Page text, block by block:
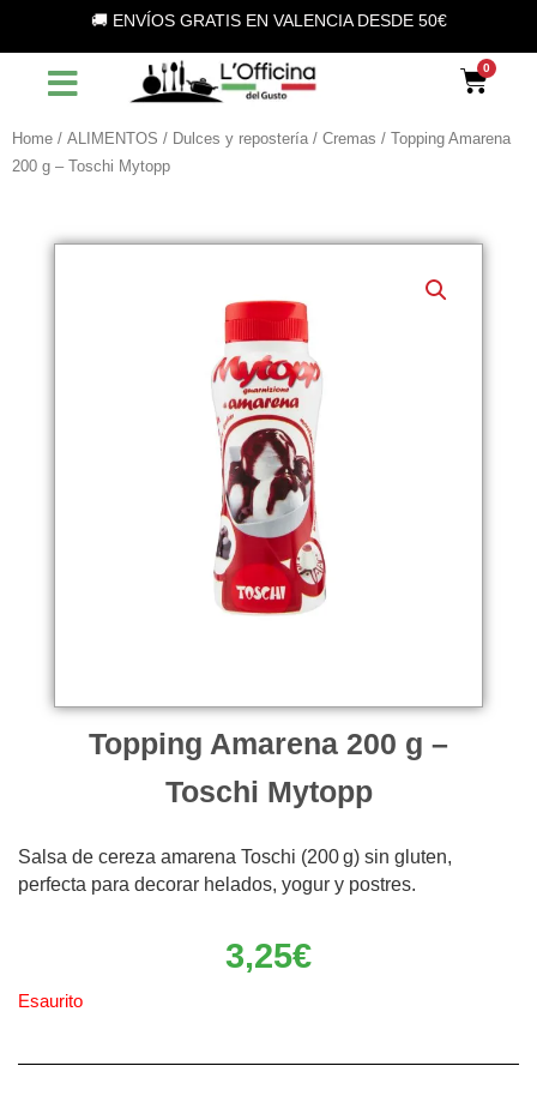
contenuto
🚚 ENVÍOS GRATIS EN VALENCIA DESDE 50€
Home / ALIMENTOS / Dulces y repostería / Cremas / Topping Amarena
200 g – Toschi Mytopp
Topping Amarena 200 g –
Toschi Mytopp
Salsa de cereza amarena Toschi (200 g) sin gluten,
perfecta para decorar helados, yogur y postres.
3,25€
Esaurito